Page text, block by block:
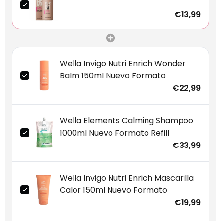
€13,99
Wella Invigo Nutri Enrich Wonder
Balm 150ml Nuevo Formato
€22,99
Wella Elements Calming Shampoo
1000ml Nuevo Formato Refill
€33,99
Wella Invigo Nutri Enrich Mascarilla
Calor 150ml Nuevo Formato
€19,99